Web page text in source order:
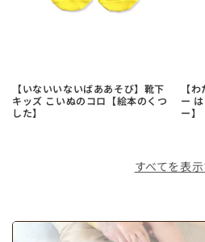
【いないいないばああそび】靴下
キッズ こいぬのコロ【絵本のくつ
した】
【
ー
ー】
すべてを表